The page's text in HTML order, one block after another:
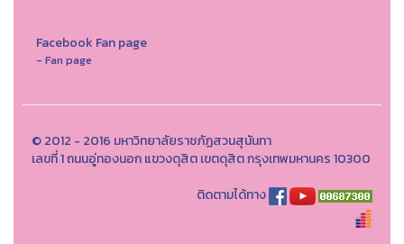
Facebook Fan page
- Fan page
© 2012 - 2016 มหาวิทยาลัยราชภัฏสวนสุนันทา
เลขที่ 1 ถนนอู่ทองนอก แขวงดุสิต เขตดุสิต กรุงเทพมหานคร 10300
ติดตามได้ทาง